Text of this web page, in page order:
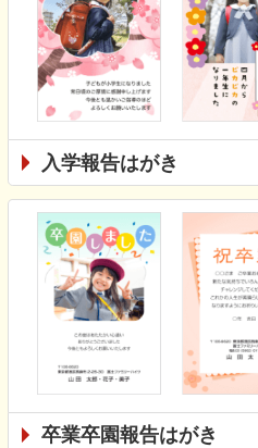
入学報告はがき
卒業卒園報告はがき